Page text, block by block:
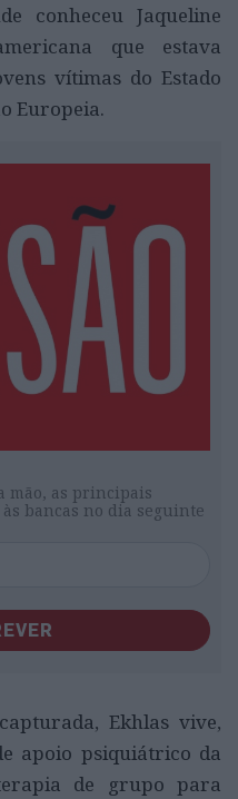
conheceu Jaqueline
que estava
vítimas do Estado
Europeia.
mão, as principais
bancas no dia seguinte
Ekhlas vive,
apoio psiquiátrico da
de grupo para